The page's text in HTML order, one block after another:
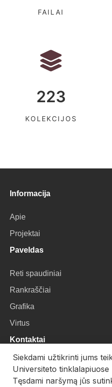
FAILAI
223
KOLEKCIJOS
Informacija
Apie
Projektai
Paveldas
Reti spaudiniai
Rankraščiai
Grafika
Virtus
Kontaktai
VU Biblioteka
Universiteto g. 3, LT-01122,
Siekdami užtikrinti jums
Universiteto
Tęsdami naršymą jūs